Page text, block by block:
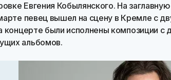
Евгения Кобылянского. На
певец вышел на сцену в Кремле с
концерте были исполнены композиции с
альбомов.